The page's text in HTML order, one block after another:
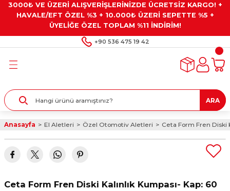
3000₺ VE ÜZERİ ALIŞVERİŞLERİNİZDE ÜCRETSİZ KARGO! +
HAVALE/EFT ÖZEL %3 + 10.000₺ ÜZERİ SEPETTE %5 +
ÜYELİĞE ÖZEL TOPLAM %11 İNDİRİM!
+90 536 475 19 42
Geri Dön
Geri Dön
Geri Dön
Gresler
Geri Dön
Alet Setleri
Geri Dön
Taşları ve
ARA
Anasayfa El Aletleri Özel Otomotiv Aletleri Ceta Form Fren Diski
Ceta Form Fren Diski Kalınlık Kumpası- Kap: 60